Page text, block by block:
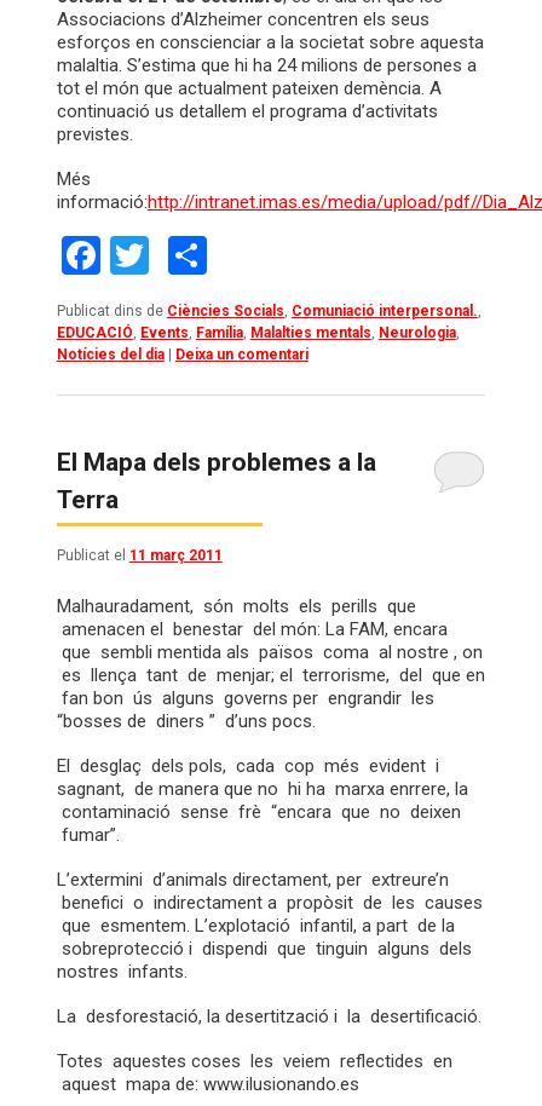
Associacions d’Alzheimer concentren els seus
esforços en conscienciar a la societat sobre aquesta
malaltia. S’estima que hi ha 24 milions de persones a
tot el món que actualment pateixen demència. A
continuació us detallem el programa d’activitats
previstes.
Més
informació:http://intranet.imas.es/media/upload/pdf//
Facebook
TwitterComparteix
Publicat dins de Ciències Socials, Comuniació interpersonal.,
EDUCACIÓ, Events, Família, Malalties mentals, Neurologia,
Notícies del dia
Deixa un comentari
El Mapa dels problemes a la
Terra
Publicat el 11 març 2011
Malhauradament, són molts els perills que
amenacen el benestar del món: La FAM, encara
que sembli mentida als països coma al nostre , on
es llença tant de menjar; el terrorisme, del que en
fan bon ús alguns governs per engrandir les
“bosses de diners ” d’uns pocs.
El desglaç dels pols, cada cop més evident i
sagnant, de manera que no hi ha marxa enrrere, la
contaminació sense frè “encara que no deixen
fumar”.
L’extermini d’animals directament, per extreure’n
benefici o indirectament a propòsit de les causes
que esmentem. L’explotació infantil, a part de la
sobreprotecció i dispendi que tinguin alguns dels
nostres infants.
La desforestació, la desertització i la desertificació.
Totes aquestes coses les veiem reflectides en
aquest mapa de: www.ilusionando.es